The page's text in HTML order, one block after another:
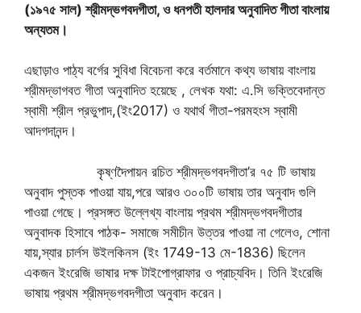
(১৯৭৫ সাল) শ্রীমদ্ভগবদগীতা, ও ধনপতী হালদার অনুবাদিত গীতা বাংলায়
অন্যতম।
এছাড়াও পাঠ্য বর্গের সুবিধা বিবেচনা করে বর্তমানে কথ্য ভাষায় বাংলায়
শ্রীমদ্ভাগবত গীতা অনুবাদিত হয়েছে , লেখক যথা: এ.সি ভক্তিবেদান্ত
স্বামী শ্রীল প্রভুপাদ,(ইং2017) ও যথার্থ গীতা-পরমহংস স্বামী
আদগদানন্দ।
কৃষ্ণদৈপায়ন রচিত শ্রীমদ্ভগবদগীতা’র ৭৫ টি ভাষায়
অনুবাদ পুস্তক পাওয়া যায়,পরে আরও ৩০০টি ভাষায় তার অনুবাদ গুলি
পাওয়া গেছে। প্রসঙ্গত উল্লেখ্য বাংলায় প্রথম শ্রীমদ্ভগবদগীতার
অনুবাদক হিসাবে পাঠক- সমাজে সমীচীন উত্তর পাওয়া না গেলেও, শোনা
যায়,স্যার চার্লস উইলকিনস (ইং 1749-13 মে-1836) ছিলেন
একজন ইংরেজি ভাষার দক্ষ টাইপোগ্রাফার ও প্রাচ্যবিদ। তিনি ইংরেজি
ভাষায় প্রথম শ্রীমদ্ভগবদগীতা অনুবাদ করেন।